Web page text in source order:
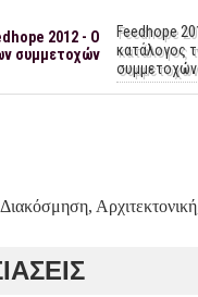
Feedhope
κατάλογος
συμμετοχών